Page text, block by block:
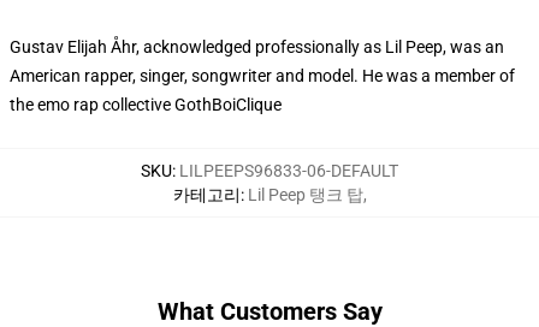
Gustav Elijah Åhr, acknowledged professionally as Lil Peep, was an
American rapper, singer, songwriter and model. He was a member of
the emo rap collective GothBoiClique
SKU: LILPEEPS96833-06-DEFAULT
카테고리: Lil Peep 탱크 탑,
What Customers Say